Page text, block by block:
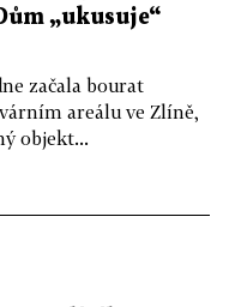
„ukusuje“
začala bourat
areálu ve Zlíně,
objekt...